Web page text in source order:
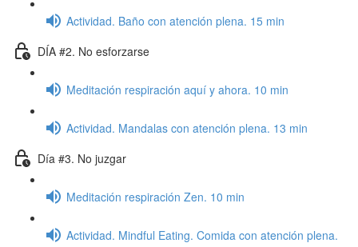
Actividad. Baño con atención plena. 15 min
DÍA #2. No esforzarse
Meditación respiración aquí y ahora. 10 min
Actividad. Mandalas con atención plena. 13 min
Día #3. No juzgar
Meditación respiración Zen. 10 min
Actividad. Mindful Eating. Comida con atención plena.